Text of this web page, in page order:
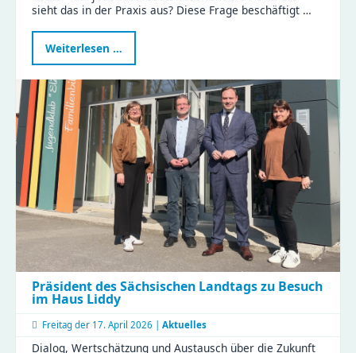
sieht das in der Praxis aus? Diese Frage beschäftigt …
Weiterlesen …
Erziehung:
Eltern
tauschten
Tipps
und
Erfahrungen
im
KiFaZ-
Workshop
aus
Präsident des Sächsischen Landtags zu Besuch
im Haus Liddy
Freitag der 17. April 2026 | Aktuelles
Dialog, Wertschätzung und Austausch über die Zukunft